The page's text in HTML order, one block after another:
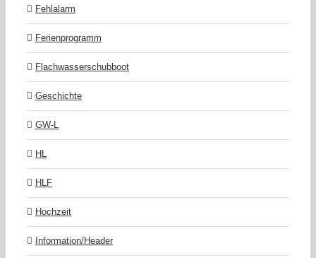
Fehlalarm
Ferienprogramm
Flachwasserschubboot
Geschichte
GW-L
HL
HLF
Hochzeit
Information/Header